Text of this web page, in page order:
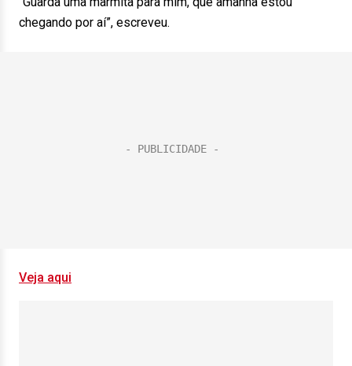
chegando por aí”, escreveu.
Veja aqui